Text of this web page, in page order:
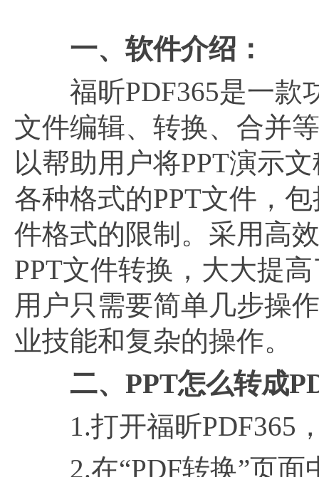
一、软件介绍：
福昕PDF365是一款功
文件编辑、转换、合并
以帮助用户将PPT演示
各种格式的PPT文件，
件格式的限制。采用高
PPT文件转换，大大提
用户只需要简单几步操
业技能和复杂的操作。
二、 PPT怎么转成
1.打开福昕PDF365，
2.在“PDF转换”页面